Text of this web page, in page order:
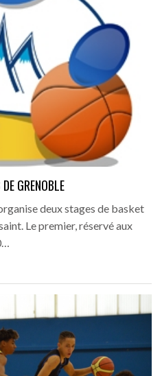
GRENOBLE
deux stages de basket
Le premier, réservé aux